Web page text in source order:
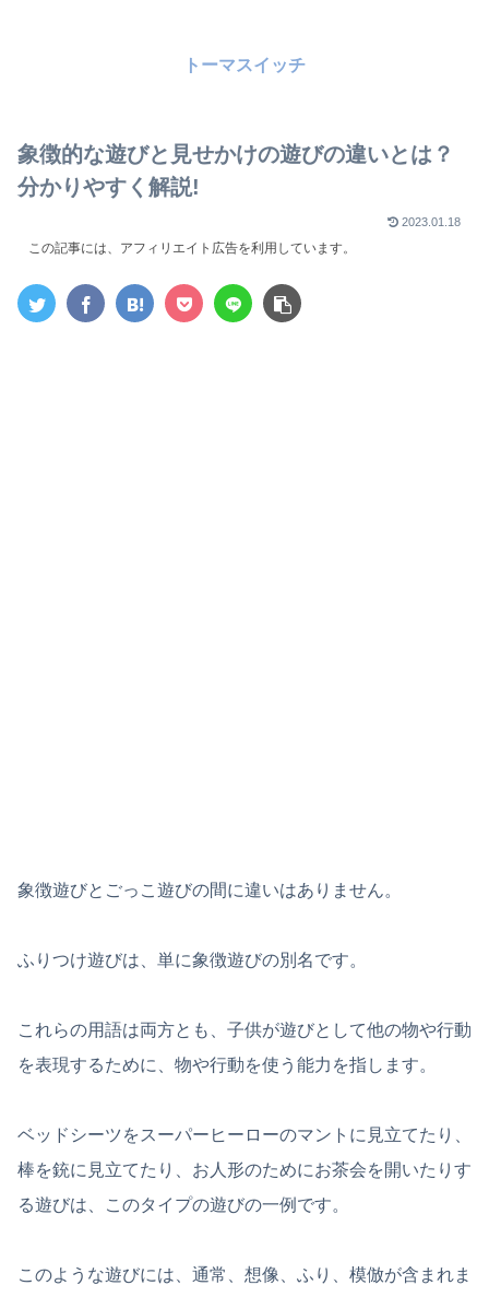
トーマスイッチ
象徴的な遊びと見せかけの遊びの違いとは？
分かりやすく解説!
2023.01.18
この記事には、アフィリエイト広告を利用しています。
象徴遊びとごっこ遊びの間に違いはありません。
ふりつけ遊びは、単に象徴遊びの別名です。
これらの用語は両方とも、子供が遊びとして他の物や行動
を表現するために、物や行動を使う能力を指します。
ベッドシーツをスーパーヒーローのマントに見立てたり、
棒を銃に見立てたり、お人形のためにお茶会を開いたりす
る遊びは、このタイプの遊びの一例です。
このような遊びには、通常、想像、ふり、模倣が含まれま